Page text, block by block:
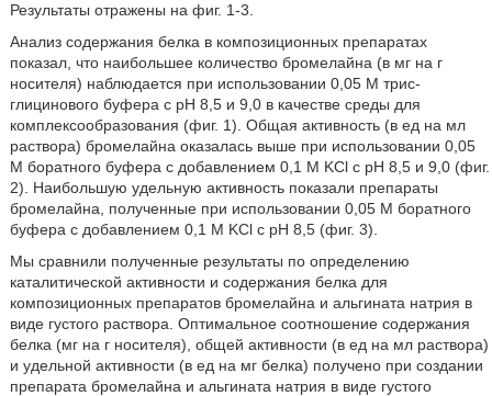
Результаты отражены на фиг. 1-3.
Анализ содержания белка в композиционных препаратах
показал, что наибольшее количество бромелайна (в мг на г
носителя) наблюдается при использовании 0,05 М трис-
глицинового буфера с рН 8,5 и 9,0 в качестве среды для
комплексообразования (фиг. 1). Общая активность (в ед на мл
раствора) бромелайна оказалась выше при использовании 0,05
М боратного буфера с добавлением 0,1 М KСl с рН 8,5 и 9,0 (фиг.
2). Наибольшую удельную активность показали препараты
бромелайна, полученные при использовании 0,05 М боратного
буфера с добавлением 0,1 М KСl с рН 8,5 (фиг. 3).
Мы сравнили полученные результаты по определению
каталитической активности и содержания белка для
композиционных препаратов бромелайна и альгината натрия в
виде густого раствора. Оптимальное соотношение содержания
белка (мг на г носителя), общей активности (в ед на мл раствора)
и удельной активности (в ед на мг белка) получено при создании
препарата бромелайна и альгината натрия в виде густого